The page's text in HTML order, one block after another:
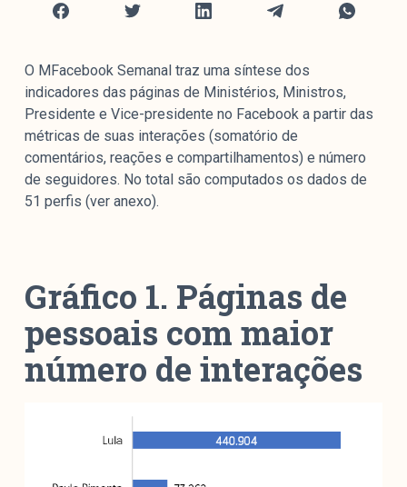
Mediómetro
Boletim da Pluralidade M
Entrevistas M
colabore
Institucional
Equipe
Parcerias
Contato
O MFacebook Semanal traz uma síntese dos
indicadores das páginas de Ministérios, Ministros,
Presidente e Vice-presidente no Facebook a partir das
métricas de suas interações (somatório de
comentários, reações e compartilhamentos) e número
de seguidores. No total são computados os dados de
51 perfis (ver anexo).
Gráfico 1. Páginas de
pessoais com maior
número de interações